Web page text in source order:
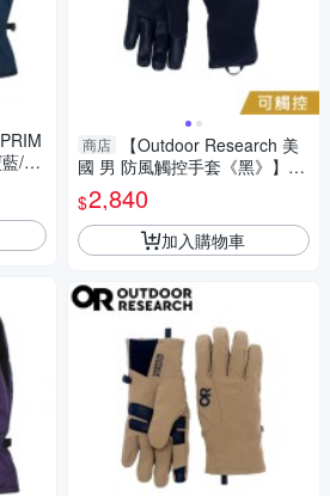
/
騎
商店
【Outdoor Research 美
國 男 防風觸控手套《黑》】32
2187/保暖手套/機車手套/防滑
手套
$2,840
加入購物車